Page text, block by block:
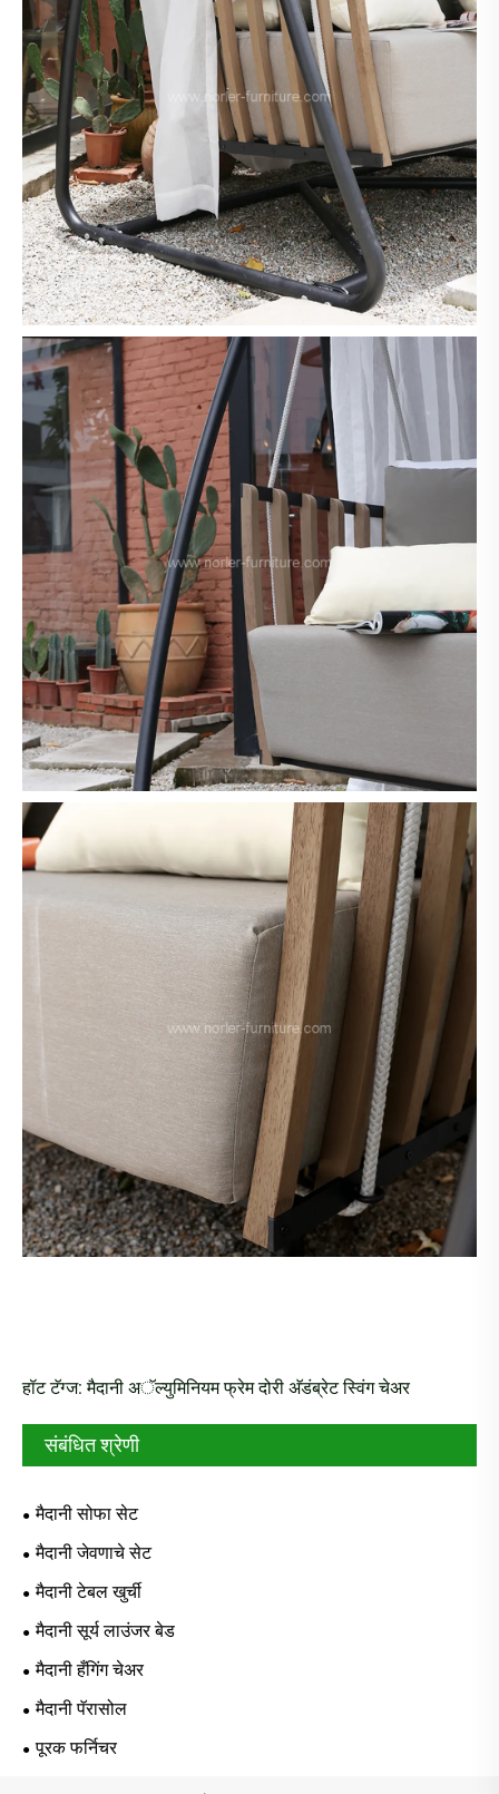
हॉट टॅग्ज: मैदानी अॅल्युमिनियम फ्रेम दोरी अ‍ॅडंब्रेट स्विंग चेअर
संबंधित श्रेणी
मैदानी सोफा सेट
मैदानी जेवणाचे सेट
मैदानी टेबल खुर्ची
मैदानी सूर्य लाउंजर बेड
मैदानी हँगिंग चेअर
मैदानी पॅरासोल
पूरक फर्निचर